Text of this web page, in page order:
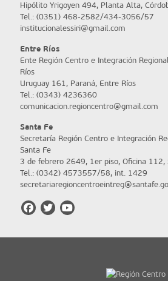
Hipólito Yrigoyen 494, Planta Alta,
Tel.: (0351) 468-2582/434-3056/57
institucionalessiri@gmail.com
Entre Ríos
Ente Región Centro e Integración
Ríos
Uruguay 161, Paraná, Entre Ríos
Tel.: (0343) 4236360
comunicacion.regioncentro@gmail.com
Santa Fe
Secretaría Región Centro e Integración
Santa Fe
3 de febrero 2649, 1er piso, Oficina 112,
Tel.: (0342) 4573557/58, int. 1429